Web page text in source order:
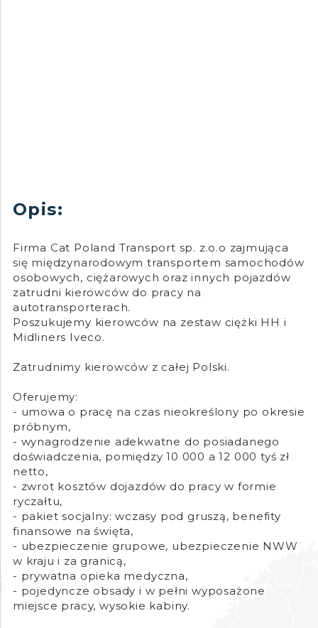
Opis:
Firma Cat Poland Transport sp. z.o.o zajmująca
się międzynarodowym transportem samochodów
osobowych, ciężarowych oraz innych pojazdów
zatrudni kierowców do pracy na
autotransporterach.
Poszukujemy kierowców na zestaw ciężki HH i
Midliners Iveco.
Zatrudnimy kierowców z całej Polski.
Oferujemy:
- umowa o pracę na czas nieokreślony po okresie
próbnym,
- wynagrodzenie adekwatne do posiadanego
doświadczenia, pomiędzy 10 000 a 12 000 tyś zł
netto,
- zwrot kosztów dojazdów do pracy w formie
ryczałtu,
- pakiet socjalny: wczasy pod gruszą, benefity
finansowe na święta,
- ubezpieczenie grupowe, ubezpieczenie NWW
w kraju i za granicą,
- prywatna opieka medyczna,
- pojedyncze obsady i w pełni wyposażone
miejsce pracy, wysokie kabiny.